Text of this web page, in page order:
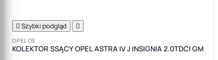
 Szybki podgląd 
OPEL OE
KOLEKTOR SSĄCY OPEL ASTRA IV J INSIGNIA 2.0TDCI GM